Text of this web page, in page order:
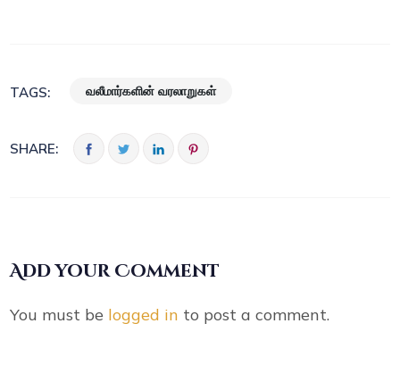
TAGS: வலீமார்களின் வரலாறுகள்
SHARE:
Add your Comment
You must be logged in to post a comment.